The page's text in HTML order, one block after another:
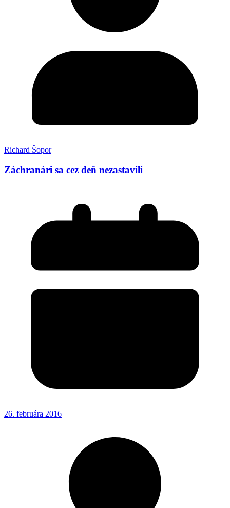
Richard Šopor
Záchranári sa cez deň nezastavili
26. februára 2016